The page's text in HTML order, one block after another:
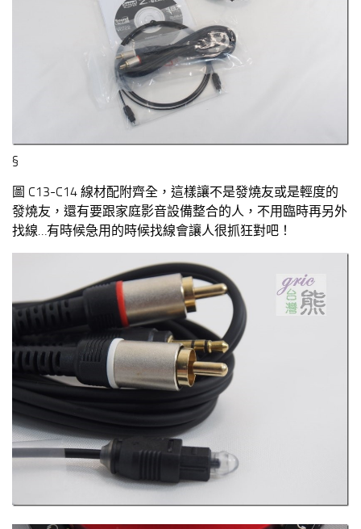
§
圖 C13-C14 線材配附齊全，這樣讓不是發燒友或是輕度的
發燒友，還有要跟家庭影音設備整合的人，不用臨時再另外
找線…有時候急用的時候找線會讓人很抓狂對吧！